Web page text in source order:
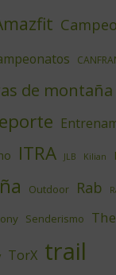
de montaña
ITRA JLB Kilian
Outdoor Rab
Senderismo
TorX trail